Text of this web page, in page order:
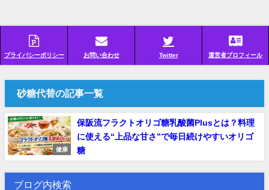
プライバシーポリシー お問い合わせ Twitter 運営者プロフィール
砂糖代替の記事一覧
健康
保阪流フラクトオリゴ糖乳酸菌Plusとは？料理
に使える“上品な甘さ”で毎日続けやすいオリゴ
糖
ブログ内検索